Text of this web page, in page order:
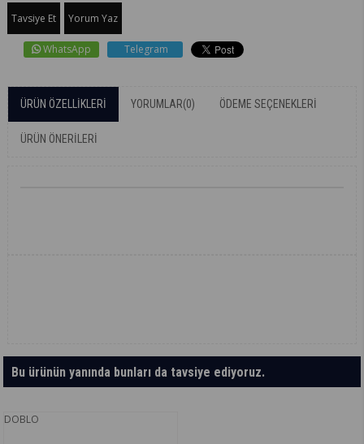
Tavsiye Et Yorum Yaz
WhatsApp Telegram
ÜRÜN ÖZELLIKLERI YORUMLAR(0) ÖDEME SEÇENEKLERI
ÜRÜN ÖNERILERI
Bu ürünün yanında bunları da tavsiye ediyoruz.
DOBLO